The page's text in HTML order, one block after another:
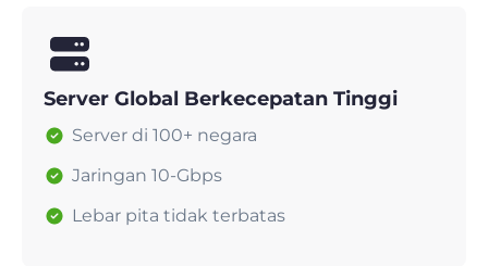
Server Global Berkecepatan Tinggi
Server di 100+ negara
Jaringan 10-Gbps
Lebar pita tidak terbatas